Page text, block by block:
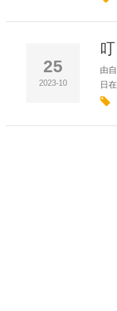
25
2023-10
由
日